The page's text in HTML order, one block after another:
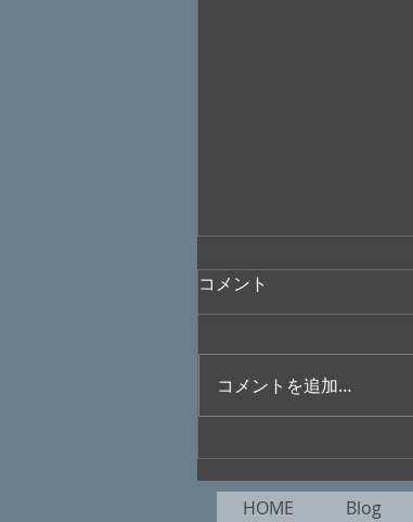
葉月来る / 魅歌
コメント
コメントを追加…
HOME Blog